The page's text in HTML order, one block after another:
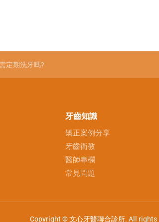
定期洗牙嗎?
牙齒知識
矯正案例分享
牙齒衛教
醫師專欄
常見問題
Copyright © 文心牙醫聯合診所. All rights